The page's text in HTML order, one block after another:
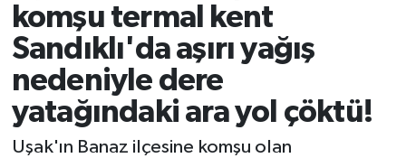
komşu termal kent
Sandıklı'da aşırı yağış
nedeniyle dere
yatağındaki ara yol çöktü!
Uşak'ın Banaz ilçesine komşu olan
Sağlık
Spor
Tüm Manşetler
Son Dakika Haberleri
Haber Arşivi